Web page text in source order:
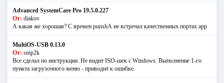
Advanced SystemCare Pro 19.5.0.227
От: diakov
А какая же хорошая? С времен punshА не встречал качественных портах app
MultiOS-USB 0.13.0
От: snip2k
Все сделал по инструкции. Не видит ISO-шек с Windows. Выполнение 1-го
пункта загрузочного меню - приводит к ошибке.